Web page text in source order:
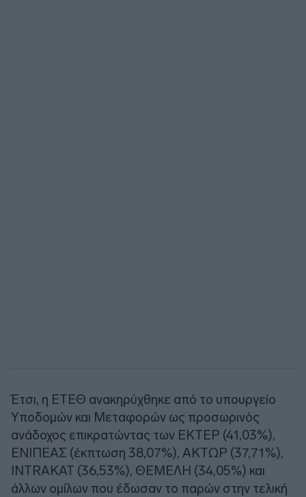
Έτσι, η ΕΤΕΘ ανακηρύχθηκε από το υπουργείο
Υποδομών και Μεταφορών ως προσωρινός
ανάδοχος επικρατώντας των ΕΚΤΕΡ (41,03%),
ΕΝΙΠΕΑΣ (έκπτωση 38,07%), ΑΚΤΩΡ (37,71%),
INTRAKAT (36,53%), ΘΕΜΕΛΗ (34,05%) και
άλλων ομίλων που έδωσαν το παρών στην τελική